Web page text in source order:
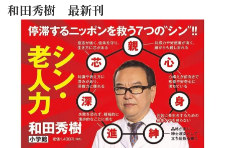
和田秀樹 最新刊